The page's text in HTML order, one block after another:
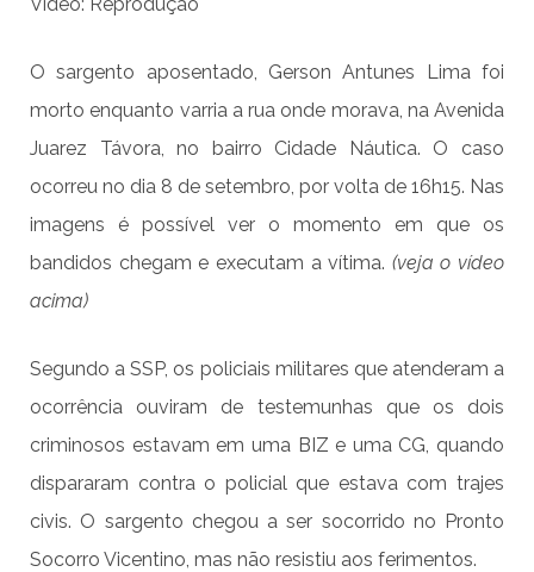
O sargento aposentado, Gerson Antunes Lima foi
morto enquanto varria a rua onde morava, na Avenida
Juarez Távora, no bairro Cidade Náutica. O caso
ocorreu no dia 8 de setembro, por volta de 16h15. Nas
imagens é possível ver o momento em que os
bandidos chegam e executam a vítima. (veja o vídeo
acima)
Segundo a SSP, os policiais militares que atenderam a
ocorrência ouviram de testemunhas que os dois
criminosos estavam em uma BIZ e uma CG, quando
dispararam contra o policial que estava com trajes
civis. O sargento chegou a ser socorrido no Pronto
Socorro Vicentino, mas não resistiu aos ferimentos.